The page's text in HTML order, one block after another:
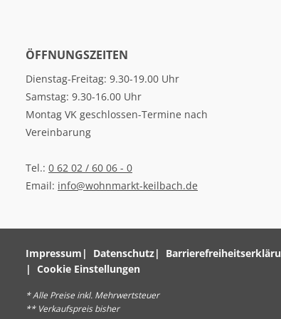
ÖFFNUNGSZEITEN
Dienstag-Freitag: 9.30-19.00 Uhr
Samstag: 9.30-16.00 Uhr
Montag VK geschlossen-Termine nach
Vereinbarung
Tel.: 0 62 02 / 60 06 - 0
Email: info@wohnmarkt-keilbach.de
Impressum Datenschutz
Cookie Einstellungen
* Alle Preise inkl. Mehrwertsteuer
** Verkaufspreis bisher